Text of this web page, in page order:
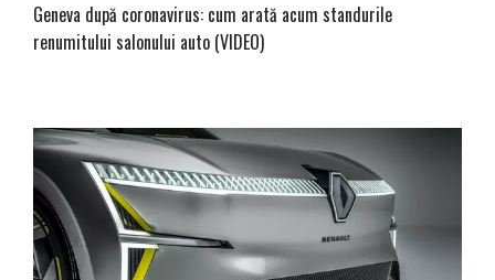
Geneva după coronavirus: cum arată acum standurile
renumitului salonului auto (VIDEO)